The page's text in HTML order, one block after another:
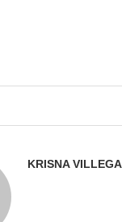
KRISNA